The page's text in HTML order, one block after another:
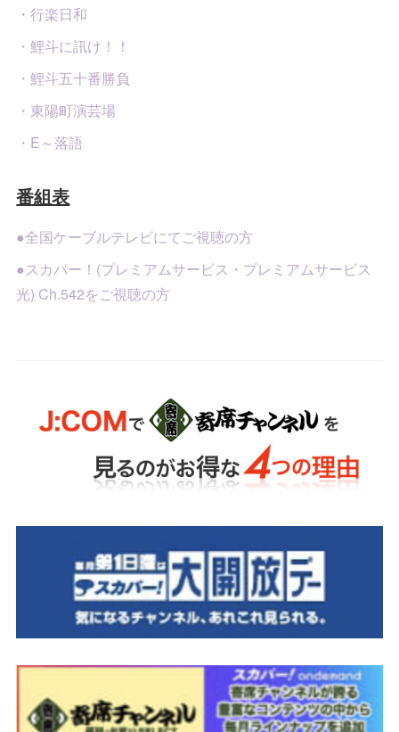
・行楽日和
・鯉斗に訊け！！
・鯉斗五十番勝負
・東陽町演芸場
・E～落語
番組表
●全国ケーブルテレビにてご視聴の方
●スカパー！(プレミアムサービス・プレミアムサービス
光) Ch.542をご視聴の方